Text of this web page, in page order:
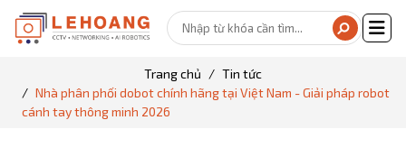
Trang chủ
Tin tức
Nhà phân phối dobot chính hãng tại Việt Nam - Giải pháp robot
cánh tay thông minh 2026